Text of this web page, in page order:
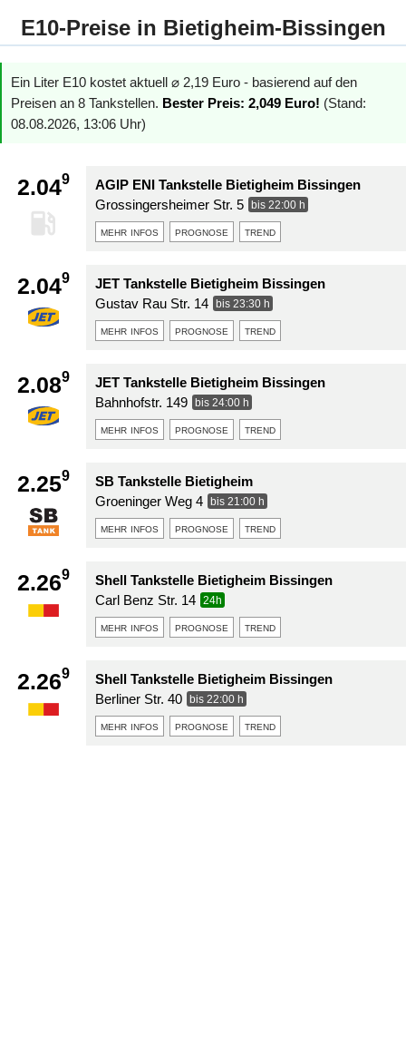
E10-Preise in Bietigheim-Bissingen
Ein Liter E10 kostet aktuell ⌀ 2,19 Euro - basierend auf den
Preisen an 8 Tankstellen. Bester Preis: 2,049 Euro! (Stand:
08.08.2026, 13:06 Uhr)
2.049
AGIP ENI Tankstelle Bietigheim Bissingen
Grossingersheimer Str. 5
bis 22:00 h
mehr infos prognose trend
2.049
JET Tankstelle Bietigheim Bissingen
Gustav Rau Str. 14
bis 23:30 h
mehr infos prognose trend
2.089
JET Tankstelle Bietigheim Bissingen
Bahnhofstr. 149
bis 24:00 h
mehr infos prognose trend
2.259
SB Tankstelle Bietigheim
Groeninger Weg 4
bis 21:00 h
mehr infos prognose trend
2.269
Shell Tankstelle Bietigheim Bissingen
Carl Benz Str. 14
24h
mehr infos prognose trend
2.269
Shell Tankstelle Bietigheim Bissingen
Berliner Str. 40
bis 22:00 h
mehr infos prognose trend